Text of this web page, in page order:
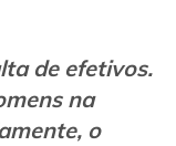
de efetivos.
na
o